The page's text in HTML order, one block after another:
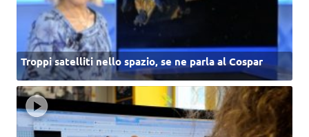
Troppi satelliti nello spazio, se ne parla al Cospar